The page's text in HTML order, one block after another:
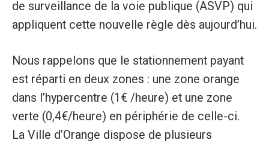
de surveillance de la voie publique (ASVP) qui
appliquent cette nouvelle règle dès aujourd’hui.
Nous rappelons que le stationnement payant
est réparti en deux zones : une zone orange
dans l’hypercentre (1€ /heure) et une zone
verte (0,4€/heure) en périphérie de celle-ci.
La Ville d’Orange dispose de plusieurs